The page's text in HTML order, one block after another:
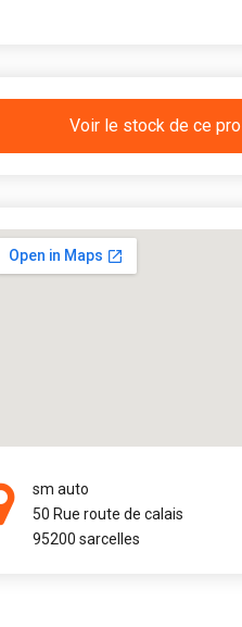
Voir le stock de ce pro
sm auto
50 Rue route de calais
95200 sarcelles